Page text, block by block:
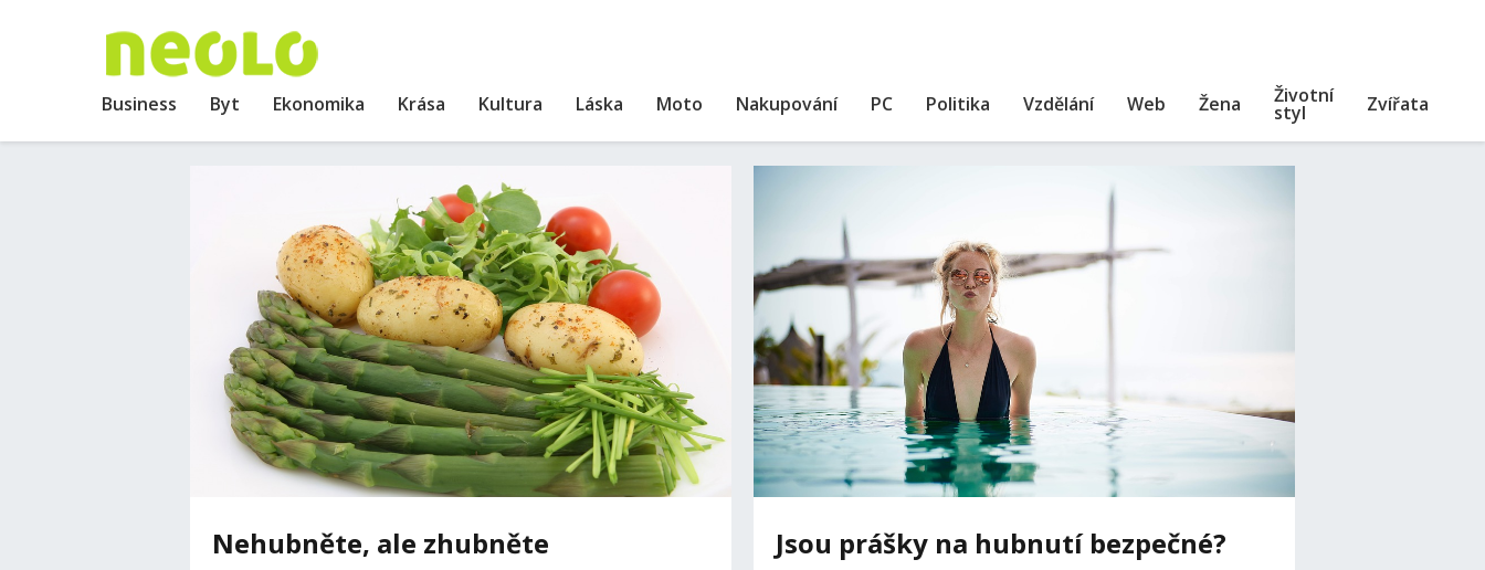
Business Byt Ekonomika Krása Kultura Láska Moto Nakupování PC Politika Vzdělání Web Žena Životní
styl Zvířata
Nehubněte, ale zhubněte Jsou prášky na hubnutí bezpečné?